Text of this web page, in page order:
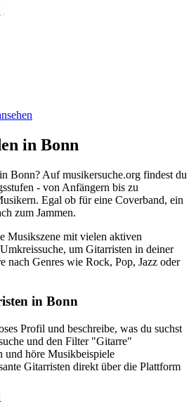
in Bonn
Bonn? Auf musikersuche.org findest du
- von Anfängern bis zu
Egal ob für eine Coverband, ein
zum Jammen.
Musikszene mit vielen aktiven
um Gitarristen in deiner
nach Genres wie Rock, Pop, Jazz oder
in Bonn
Profil und beschreibe, was du suchst
und den Filter "Gitarre"
und höre Musikbeispiele
Gitarristen direkt über die Plattform